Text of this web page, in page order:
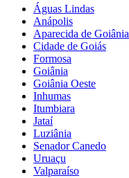
Águas Lindas
Anápolis
Aparecida de Goiânia
Cidade de Goiás
Formosa
Goiânia
Goiânia Oeste
Inhumas
Itumbiara
Jataí
Luziânia
Senador Canedo
Uruaçu
Valparaíso